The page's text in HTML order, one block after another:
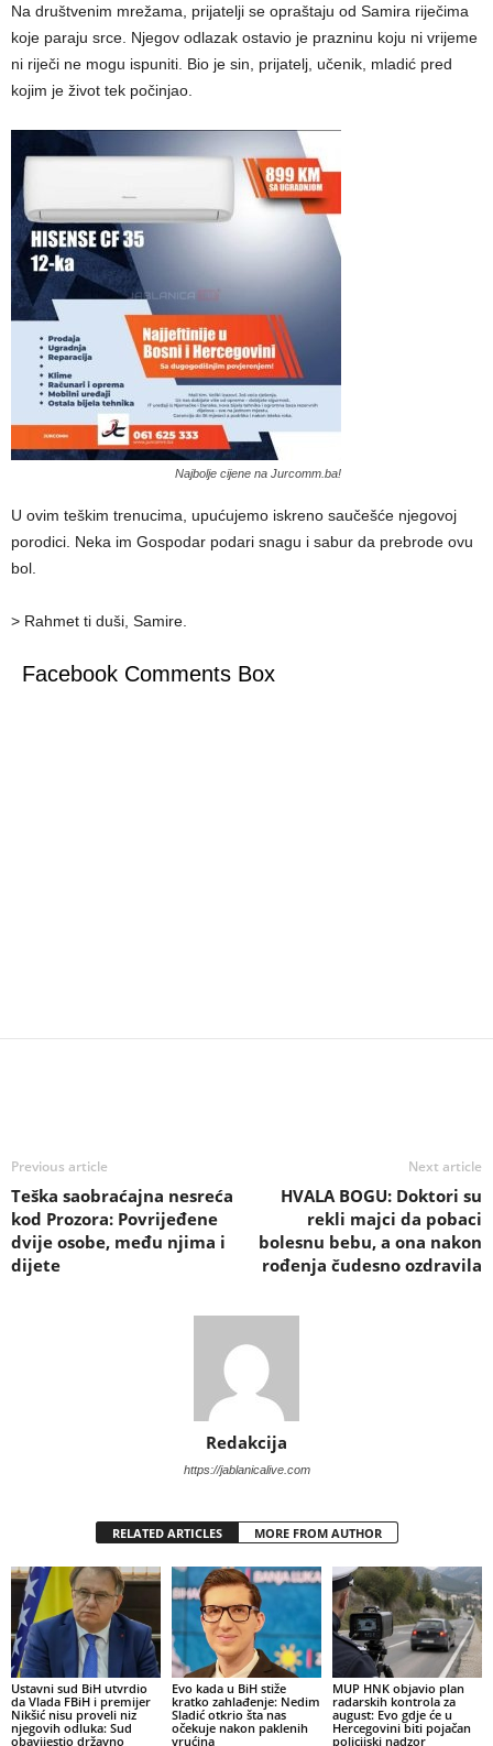
Na društvenim mrežama, prijatelji se opraštaju od Samira riječima
koje paraju srce. Njegov odlazak ostavio je prazninu koju ni vrijeme
ni riječi ne mogu ispuniti. Bio je sin, prijatelj, učenik, mladić pred
kojim je život tek počinjao.
Najbolje cijene na Jurcomm.ba!
U ovim teškim trenucima, upućujemo iskreno saučešće njegovoj
porodici. Neka im Gospodar podari snagu i sabur da prebrode ovu
bol.
> Rahmet ti duši, Samire.
Facebook Comments Box
Previous article
Teška saobraćajna nesreća
kod Prozora: Povrijeđene
dvije osobe, među njima i
dijete
Next article
HVALA BOGU: Doktori su
rekli majci da pobaci
bolesnu bebu, a ona nakon
rođenja čudesno ozdravila
Redakcija
https://jablanicalive.com
RELATED ARTICLES MORE FROM AUTHOR
Ustavni sud BiH utvrdio
da Vlada FBiH i premijer
Nikšić nisu proveli niz
njegovih odluka: Sud
obavijestio državno
Evo kada u BiH stiže
kratko zahlađenje: Nedim
Sladić otkrio šta nas
očekuje nakon paklenih
vrućina
MUP HNK objavio plan
radarskih kontrola za
august: Evo gdje će u
Hercegovini biti pojačan
policijski nadzor